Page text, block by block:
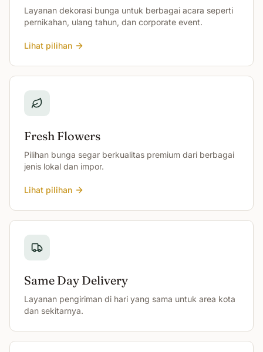
Layanan dekorasi bunga untuk berbagai acara seperti
pernikahan, ulang tahun, dan corporate event.
Lihat pilihan
Fresh Flowers
Pilihan bunga segar berkualitas premium dari berbagai
jenis lokal dan impor.
Lihat pilihan
Same Day Delivery
Layanan pengiriman di hari yang sama untuk area kota
dan sekitarnya.